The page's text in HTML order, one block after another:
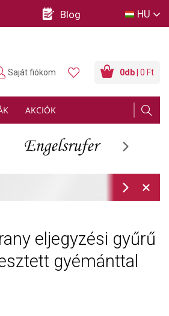
Blog HU
AKCIÓK
0db | 0 Ft
Saját fiókom
eljegyzési gyűrű
gyémánttal